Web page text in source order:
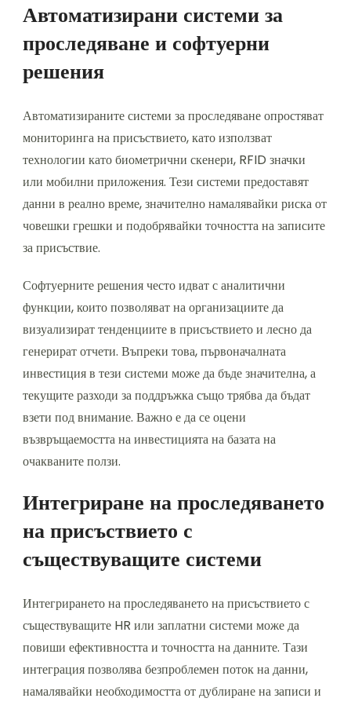
Автоматизирани системи за
проследяване и софтуерни
решения
Автоматизираните системи за проследяване опростяват
мониторинга на присъствието, като използват
технологии като биометрични скенери, RFID значки
или мобилни приложения. Тези системи предоставят
данни в реално време, значително намалявайки риска от
човешки грешки и подобрявайки точността на записите
за присъствие.
Софтуерните решения често идват с аналитични
функции, които позволяват на организациите да
визуализират тенденциите в присъствието и лесно да
генерират отчети. Въпреки това, първоначалната
инвестиция в тези системи може да бъде значителна, а
текущите разходи за поддръжка също трябва да бъдат
взети под внимание. Важно е да се оцени
възвръщаемостта на инвестицията на базата на
очакваните ползи.
Интегриране на проследяването
на присъствието с
съществуващите системи
Интегрирането на проследяването на присъствието с
съществуващите HR или заплатни системи може да
повиши ефективността и точността на данните. Тази
интеграция позволява безпроблемен поток на данни,
намалявайки необходимостта от дублиране на записи и